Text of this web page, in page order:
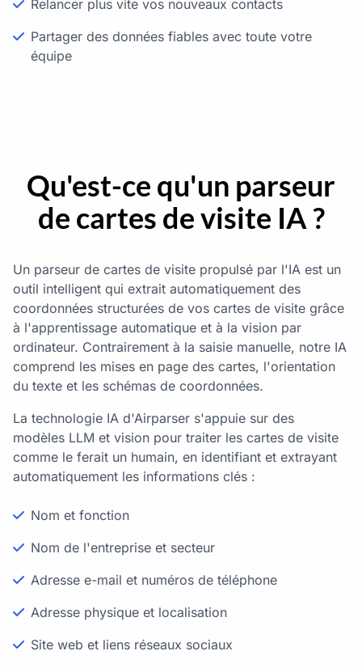
Relancer plus vite vos nouveaux contacts
Partager des données fiables avec toute votre
équipe
Qu'est-ce qu'un parseur
de cartes de visite IA ?
Un parseur de cartes de visite propulsé par l'IA est un
outil intelligent qui extrait automatiquement des
coordonnées structurées de vos cartes de visite grâce
à l'apprentissage automatique et à la vision par
ordinateur. Contrairement à la saisie manuelle, notre IA
comprend les mises en page des cartes, l'orientation
du texte et les schémas de coordonnées.
La technologie IA d'Airparser s'appuie sur des
modèles LLM et vision pour traiter les cartes de visite
comme le ferait un humain, en identifiant et extrayant
automatiquement les informations clés :
Nom et fonction
Nom de l'entreprise et secteur
Adresse e-mail et numéros de téléphone
Adresse physique et localisation
Site web et liens réseaux sociaux